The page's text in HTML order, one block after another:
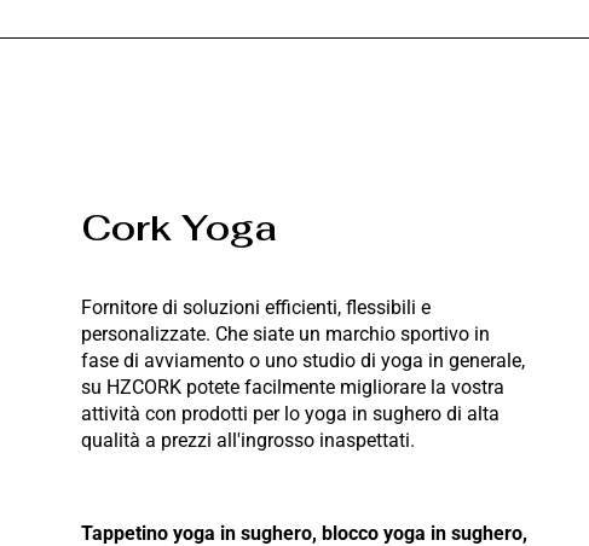
Cork Yoga
Fornitore di soluzioni efficienti, flessibili e
personalizzate. Che siate un marchio sportivo in
fase di avviamento o uno studio di yoga in generale,
su HZCORK potete facilmente migliorare la vostra
attività con prodotti per lo yoga in sughero di alta
qualità a prezzi all'ingrosso inaspettati.
Tappetino yoga in sughero, blocco yoga in sughero,